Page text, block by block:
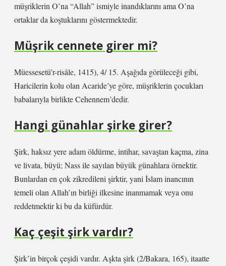
müşriklerin O’na “Allah” ismiyle inandıklarını ama O’na
ortaklar da koştuklarını göstermektedir.
Müşrik cennete girer mi?
Müessesetü’r-risâle, 1415), 4/ 15. Aşağıda görüleceği gibi,
Haricilerin kolu olan Acaride’ye göre, müşriklerin çocukları
babalarıyla birlikte Cehennem’dedir.
Hangi günahlar şirke girer?
Şirk, haksız yere adam öldürme, intihar, savaştan kaçma, zina
ve livata, büyü; Nass ile sayılan büyük günahlara örnektir.
Bunlardan en çok zikredileni şirktir, yani İslam inancının
temeli olan Allah’ın birliği ilkesine inanmamak veya onu
reddetmektir ki bu da küfürdür.
Kaç çeşit şirk vardır?
Şirk’in birçok çeşidi vardır. Aşkta şirk (2/Bakara, 165), itaatte